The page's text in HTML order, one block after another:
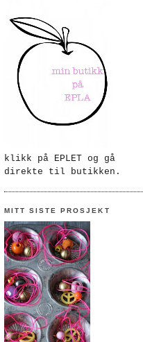
klikk på EPLET og gå
direkte til butikken.
MITT SISTE PROSJEKT